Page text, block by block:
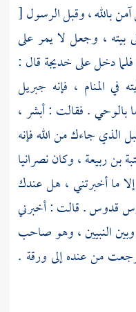
بالله ، وقبل الرسول[
بيته ، وجعل لا يمر على
دخل علىخديجةقال :
المنام ، فإنه جبريل
بالوحي . فقالت : أبشر ،
الذي جاءك من الله فإنه
بن ربيعة ،وكان نصرانيا
ما أخبرتني ، هل عندك
قدوس . قالت : أخبرني
وبين النبيين ، وهو صاحب
من عنده إلىورقة .